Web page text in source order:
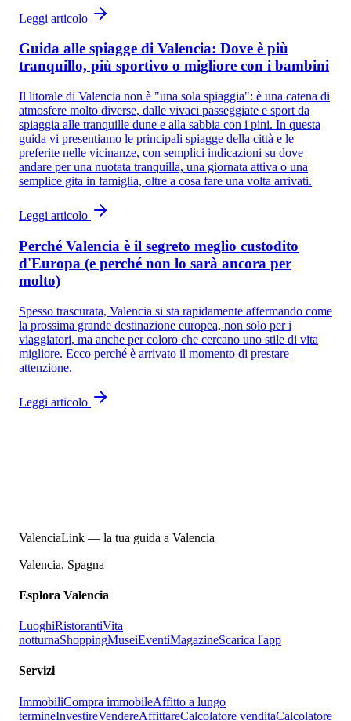
Leggi articolo
Guida alle spiagge di Valencia: Dove è più
tranquillo, più sportivo o migliore con i bambini
Il litorale di Valencia non è "una sola spiaggia": è una catena di
atmosfere molto diverse, dalle vivaci passeggiate e sport da
spiaggia alle tranquille dune e alla sabbia con i pini. In questa
guida vi presentiamo le principali spiagge della città e le
preferite nelle vicinanze, con semplici indicazioni su dove
andare per una nuotata tranquilla, una giornata attiva o una
semplice gita in famiglia, oltre a cosa fare una volta arrivati.
Leggi articolo
Perché Valencia è il segreto meglio custodito
d'Europa (e perché non lo sarà ancora per
molto)
Spesso trascurata, Valencia si sta rapidamente affermando come
la prossima grande destinazione europea, non solo per i
viaggiatori, ma anche per coloro che cercano uno stile di vita
migliore. Ecco perché è arrivato il momento di prestare
attenzione.
Leggi articolo
ValenciaLink — la tua guida a Valencia
Valencia, Spagna
Esplora Valencia
LuoghiRistorantiVita
notturnaShoppingMuseiEventiMagazineScarica l'app
Servizi
ImmobiliCompra immobileAffitto a lungo
termineInvestireVendereAffittareCalcolatore venditaCalcolatore